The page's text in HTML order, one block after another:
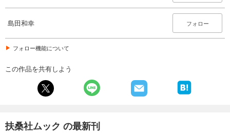
島田和幸 フォロー
フォロー機能について
この作品を共有しよう
扶桑社ムック の最新刊